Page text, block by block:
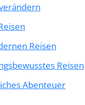
Reisen
Reisen
Abenteuer